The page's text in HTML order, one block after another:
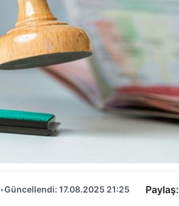
•Güncellendi: 17.08.2025 21:25 Paylaş: